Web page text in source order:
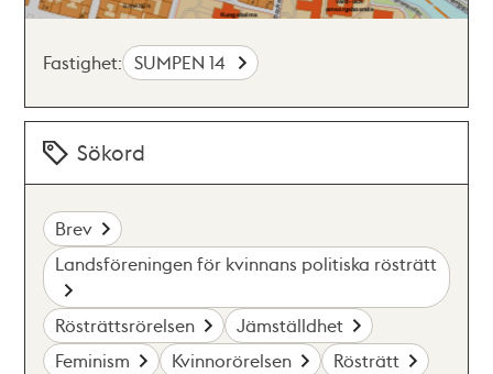
Fastighet: SUMPEN 14
Sökord
Brev
Landsföreningen för kvinnans politiska rösträtt
Rösträttsrörelsen
Jämställdhet
Feminism
Kvinnorörelsen Rösträtt